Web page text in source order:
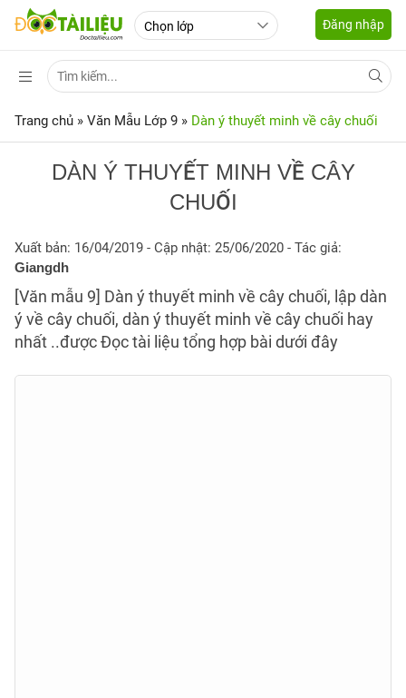
Đăng nhập
Trang chủ » Văn Mẫu Lớp 9 » Dàn ý thuyết minh về cây chuối
DÀN Ý THUYẾT MINH VỀ CÂY
CHUỐI
Xuất bản: 16/04/2019 - Cập nhật: 25/06/2020 - Tác giả:
Giangdh
[Văn mẫu 9] Dàn ý thuyết minh về cây chuối, lập dàn
ý về cây chuối, dàn ý thuyết minh về cây chuối hay
nhất ..được Đọc tài liệu tổng hợp bài dưới đây